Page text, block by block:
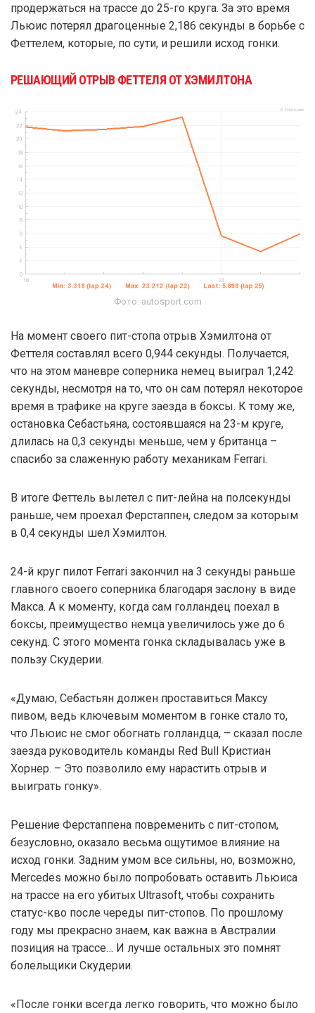
продержаться на трассе до 25-го круга. За это время
Льюис потерял драгоценные 2,186 секунды в борьбе с
Феттелем, которые, по сути, и решили исход гонки.
РЕШАЮЩИЙ ОТРЫВ ФЕТТЕЛЯ ОТ ХЭМИЛТОНА
Фото: autosport.com
На момент своего пит-стопа отрыв Хэмилтона от
Феттеля составлял всего 0,944 секунды. Получается,
что на этом маневре соперника немец выиграл 1,242
секунды, несмотря на то, что он сам потерял некоторое
время в трафике на круге заезда в боксы. К тому же,
остановка Себастьяна, состоявшаяся на 23-м круге,
длилась на 0,3 секунды меньше, чем у британца –
спасибо за слаженную работу механикам Ferrari.
В итоге Феттель вылетел с пит-лейна на полсекунды
раньше, чем проехал Ферстаппен, следом за которым
в 0,4 секунды шел Хэмилтон.
24-й круг пилот Ferrari закончил на 3 секунды раньше
главного своего соперника благодаря заслону в виде
Макса. А к моменту, когда сам голландец поехал в
боксы, преимущество немца увеличилось уже до 6
секунд. С этого момента гонка складывалась уже в
пользу Скудерии.
«Думаю, Себастьян должен проставиться Максу
пивом, ведь ключевым моментом в гонке стало то,
что Льюис не смог обогнать голландца, – сказал после
заезда руководитель команды Red Bull Кристиан
Хорнер. – Это позволило ему нарастить отрыв и
выиграть гонку».
Решение Ферстаппена повременить с пит-стопом,
безусловно, оказало весьма ощутимое влияние на
исход гонки. Задним умом все сильны, но, возможно,
Mercedes можно было попробовать оставить Льюиса
на трассе на его убитых Ultrasoft, чтобы сохранить
статус-кво после череды пит-стопов. По прошлому
году мы прекрасно знаем, как важна в Австралии
позиция на трассе… И лучше остальных это помнят
болельщики Скудерии.
«После гонки всегда легко говорить, что можно было